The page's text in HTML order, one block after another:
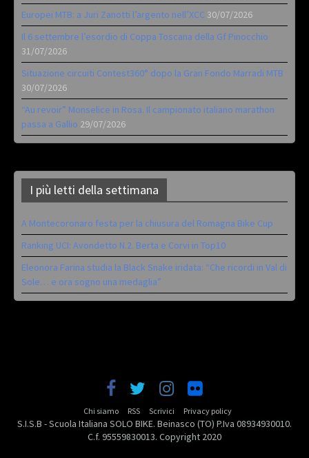
Europei MTB: a Juri Zanotti l’argento nell’XCC 30/07/2026
Il 6 settembre l’esordio di Coppa Toscana della Gf Pinocchio
31/07/2026
Situazione circuiti Contest360° dopo la Gran Fondo Marradi MTB
30/07/2026
“Au revoir” Monselice in Rosa. Il campionato italiano marathon
passa a Gallio 29/07/2026
I più letti della settimana
A Montecoronaro festa per la chiusura del Romagna Bike Cup
Ranking UCI: Avondetto N.2. Berta e Corvi in Top10
Eleonora Farina studia la Black Snake iridata: “Che ricordi in Val di
Sole… e ora sogno una medaglia”
Chi siamo RSS Scrivici Privacy policy
S.I.S.B - Scuola Italiana SOLO BIKE. Beinasco (TO) P.Iva 08934930010.
C.f. 95559830013. Copyright 2020